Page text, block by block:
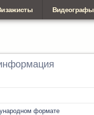
Видеографы
формате